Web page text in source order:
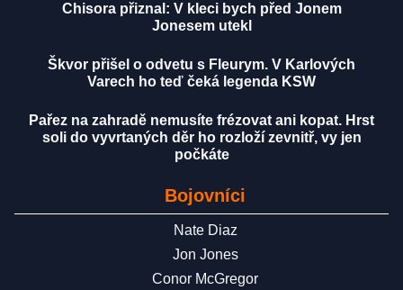
Chisora přiznal: V kleci bych před Jonem
Jonesem utekl
Škvor přišel o odvetu s Fleurym. V Karlových
Varech ho teď čeká legenda KSW
Pařez na zahradě nemusíte frézovat ani kopat. Hrst
soli do vyvrtaných děr ho rozloží zevnitř, vy jen
počkáte
Bojovníci
Nate Diaz
Jon Jones
Conor McGregor